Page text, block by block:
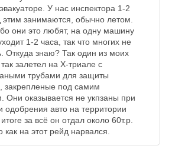
У нас инспектора 1-2
этим занимаются, обычно летом.
они это любят, на одну машину
1-2 часа, так что многих не
Откуда знаю? Так один из моих
залетел на Х-триале с
трубами для защиты
закрепленые под самим
Они оказывается не укпзаны при
одобрения авто на территории
за всё он отдал около 60т.р.
как на этот рейд нарвался.